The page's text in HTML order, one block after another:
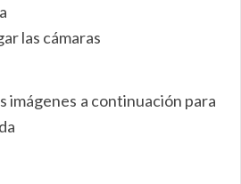
las cámaras
imágenes a continuación para